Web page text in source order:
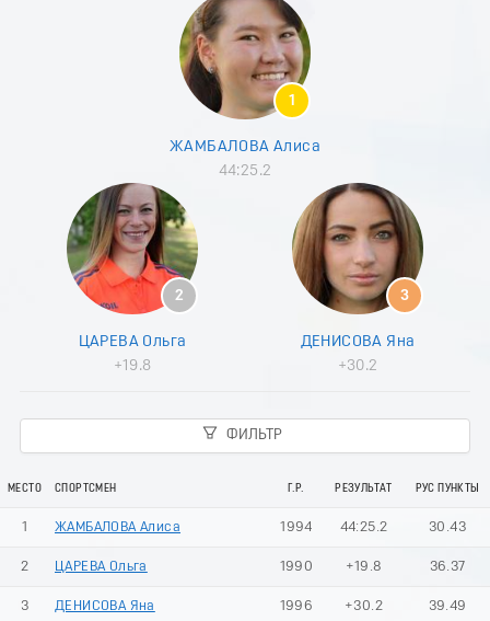
5
8
1
ЖАМБАЛОВА Алиса
44:25.2
2
ЦАРЕВА Ольга
+19.8
3
ДЕНИСОВА Яна
+30.2
ФИЛЬТР
МЕСТО СПОРТСМЕН Г.Р. РЕЗУЛЬТАТ РУС ПУНКТЫ
1 ЖАМБАЛОВА Алиса 1994 44:25.2 30.43
2 ЦАРЕВА Ольга 1990 +19.8 36.37
3 ДЕНИСОВА Яна 1996 +30.2 39.49